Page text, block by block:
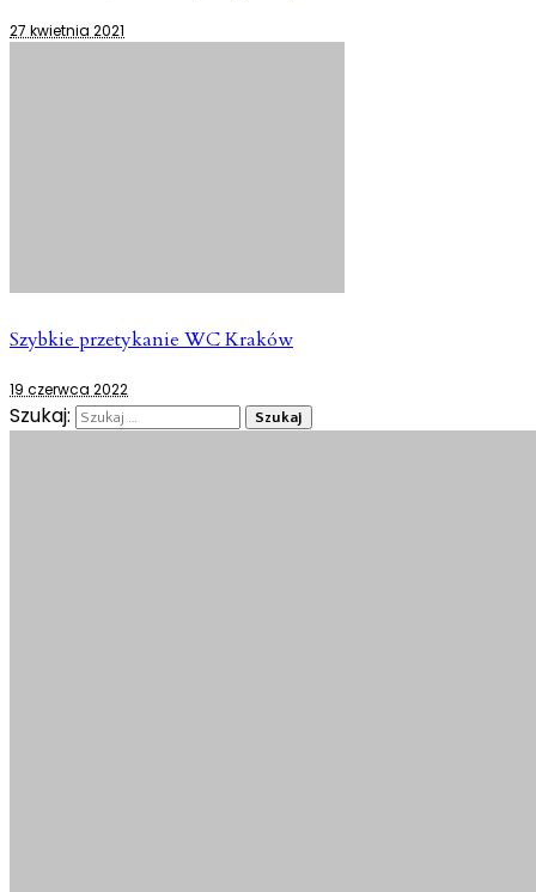
27 kwietnia 2021
Szybkie przetykanie WC Kraków
19 czerwca 2022
Szukaj: